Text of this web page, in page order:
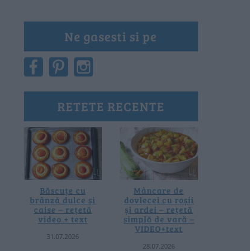
Ne gasesti si pe
RETETE RECENTE
Băscuțe cu
brânză dulce și
caise – rețetă
video + text
31.07.2026
Mâncare de
dovlecei cu roșii
și ardei – rețetă
simplă de vară –
VIDEO+text
28.07.2026